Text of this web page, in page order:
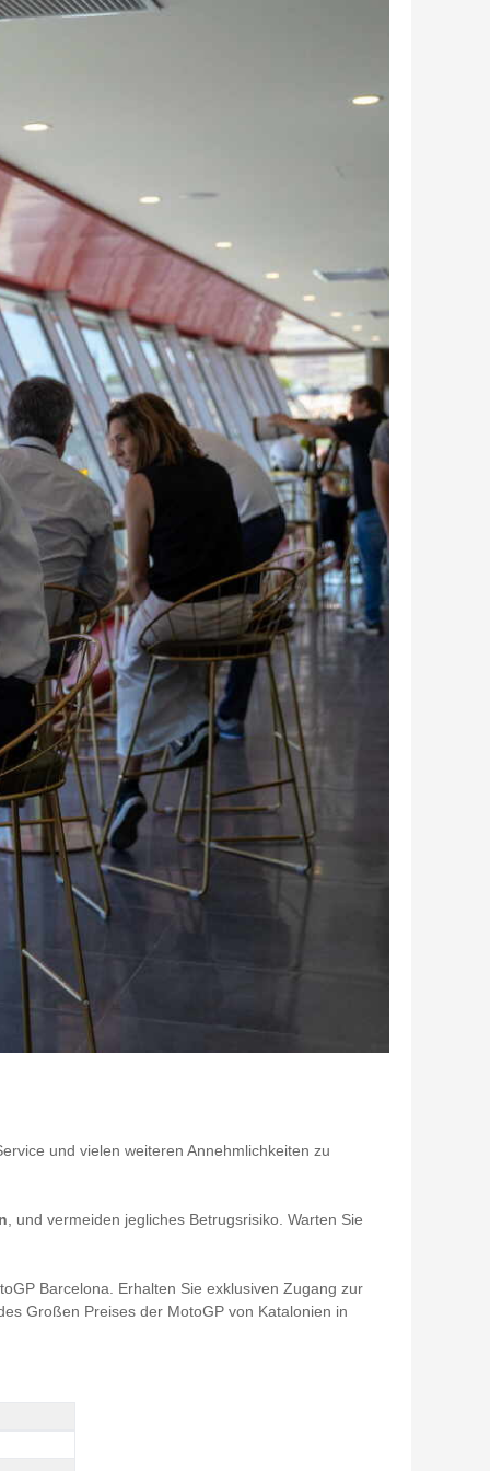
und vielen weiteren Annehmlichkeiten zu
, und vermeiden jegliches Betrugsrisiko. Warten Sie
Barcelona. Erhalten Sie exklusiven Zugang zur
Großen Preises der MotoGP von Katalonien in